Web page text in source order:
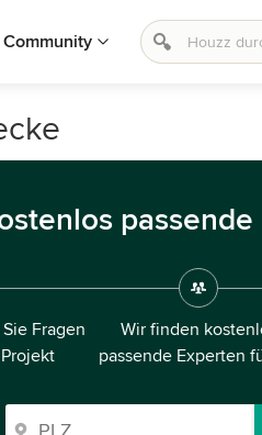
Community
Fragen
Wir finden
passende Experten